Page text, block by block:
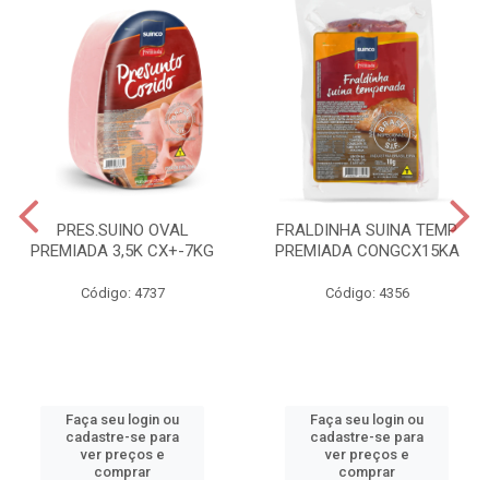
PRES.SUINO OVAL
PREMIADA 3,5K CX+-7KG
Código: 4737
Faça seu login ou
cadastre-se para
ver preços e
comprar
FRALDINHA SUINA TEMP
PREMIADA CONGCX15KA
Código: 4356
Faça seu login ou
cadastre-se para
ver preços e
comprar